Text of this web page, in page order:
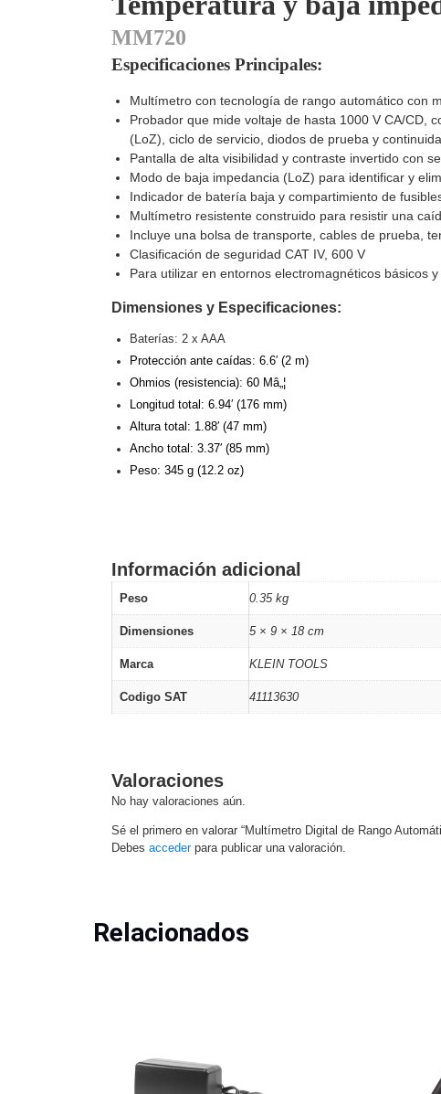
Software VMS y Analíticas
AccesoriosBody Cams (Portátiles)
AccesoriosIntercomunicadores
MM720
Especificaciones Principales:
Multímetro con tecnología de rango automático con
Probador que mide voltaje de hasta 1000 V CA/CD,
(LoZ), ciclo de servicio, diodos de prueba y
Pantalla de alta visibilidad y contraste invertido con
Modo de baja impedancia (LoZ) para identificar y
Indicador de batería baja y compartimiento de
Multímetro resistente construido para resistir una
Incluye una bolsa de transporte, cables de prueba,
Clasificación de seguridad CAT IV, 600 V
Para utilizar en entornos electromagnéticos básicos
Dimensiones y Especificaciones:
Baterías: 2 x AAA
Protección ante caídas: 6.6′ (2 m)
Ohmios (resistencia): 60 Mâ„¦
Longitud total: 6.94′ (176 mm)
Altura total: 1.88′ (47 mm)
Ancho total: 3.37′ (85 mm)
Peso: 345 g (12.2 oz)
Información adicional
Peso 0.35 kg
Dimensiones 5 × 9 × 18 cm
Marca KLEIN TOOLS
Codigo SAT 41113630
Valoraciones
No hay valoraciones aún.
Sé el primero en valorar “Multímetro Digital de Rango
Debes accederpara publicar una valoración.
Relacionados